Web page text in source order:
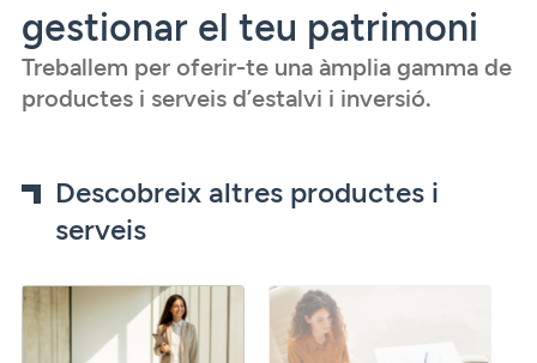
gestionar el teu patrimoni
Treballem per oferir-te una àmplia gamma de
productes i serveis d’estalvi i inversió.
Descobreix altres productes i
serveis